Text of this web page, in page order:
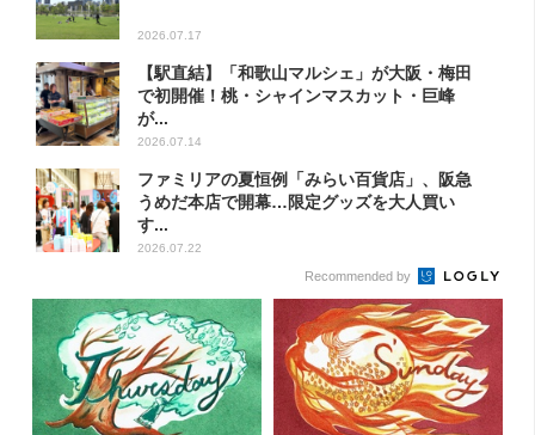
2026.07.17
【駅直結】「和歌山マルシェ」が大阪・梅田
で初開催！桃・シャインマスカット・巨峰
が...
2026.07.14
ファミリアの夏恒例「みらい百貨店」、阪急
うめだ本店で開幕…限定グッズを大人買い
す...
2026.07.22
Recommended by